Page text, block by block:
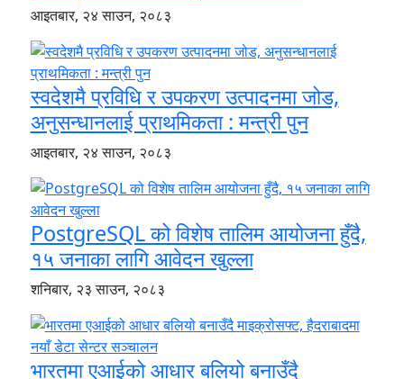
आइतबार, २४ साउन, २०८३
स्वदेशमै प्रविधि र उपकरण उत्पादनमा जोड,
अनुसन्धानलाई प्राथमिकता : मन्त्री पुन
आइतबार, २४ साउन, २०८३
PostgreSQL को विशेष तालिम आयोजना हुँदै,
१५ जनाका लागि आवेदन खुल्ला
शनिबार, २३ साउन, २०८३
भारतमा एआईको आधार बलियो बनाउँदै